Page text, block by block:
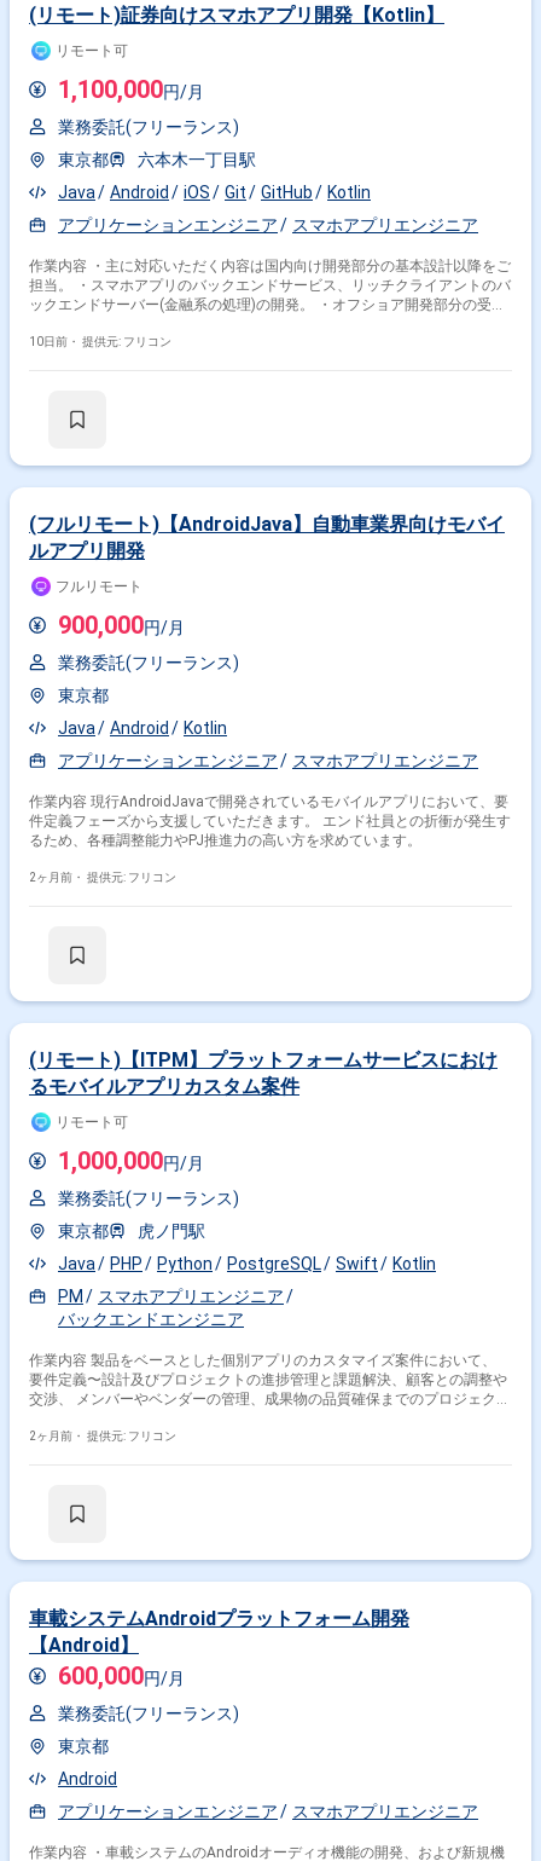
(リモート)証券向けスマホアプリ開発【Kotlin】
リモート可
1,100,000円/月
業務委託(フリーランス)
東京都
六本木一丁目駅
Java
Android iOS Git GitHub
Kotlin
アプリケーションエンジニア
スマホアプリエンジニア
作業内容 ・主に対応いただく内容は国内向け開発部分の基本設計以降をご
担当。 ・スマホアプリのバックエンドサービス、リッチクライアントのバ
ックエンドサーバー(金融系の処理)の開発。 ・オフショア開発部分の受入
・開発：Android(Kotlin、Java)、Android Studio ＊管理：Github
10日前・ 提供元: フリコン
(フルリモート)【AndroidJava】自動車業界向けモバイ
ルアプリ開発
フルリモート
900,000円/月
業務委託(フリーランス)
東京都
Java
Android
Kotlin
アプリケーションエンジニア
スマホアプリエンジニア
作業内容 現行AndroidJavaで開発されているモバイルアプリにおいて、要
件定義フェーズから支援していただきます。 エンド社員との折衝が発生す
るため、各種調整能力やPJ推進力の高い方を求めています。
2ヶ月前・ 提供元: フリコン
(リモート)【ITPM】プラットフォームサービスにおけ
るモバイルアプリカスタム案件
リモート可
1,000,000円/月
業務委託(フリーランス)
東京都
虎ノ門駅
Java
PHP Python PostgreSQL Swift
Kotlin
PM
スマホアプリエンジニア
バックエンドエンジニア
作業内容 製品をベースとした個別アプリのカスタマイズ案件において、
要件定義〜設計及びプロジェクトの進捗管理と課題解決、顧客との調整や
交渉、 メンバーやベンダーの管理、成果物の品質確保までのプロジェクト
2ヶ月前・ 提供元: フリコン
車載システムAndroidプラットフォーム開発
【Android】
600,000円/月
業務委託(フリーランス)
東京都
Android
アプリケーションエンジニア
スマホアプリエンジニア
作業内容 ・車載システムのAndroidオーディオ機能の開発、および新規機
掛け合わせ条件で絞り込む
特徴で絞り込む
スマホアプリエンジニア × 副業